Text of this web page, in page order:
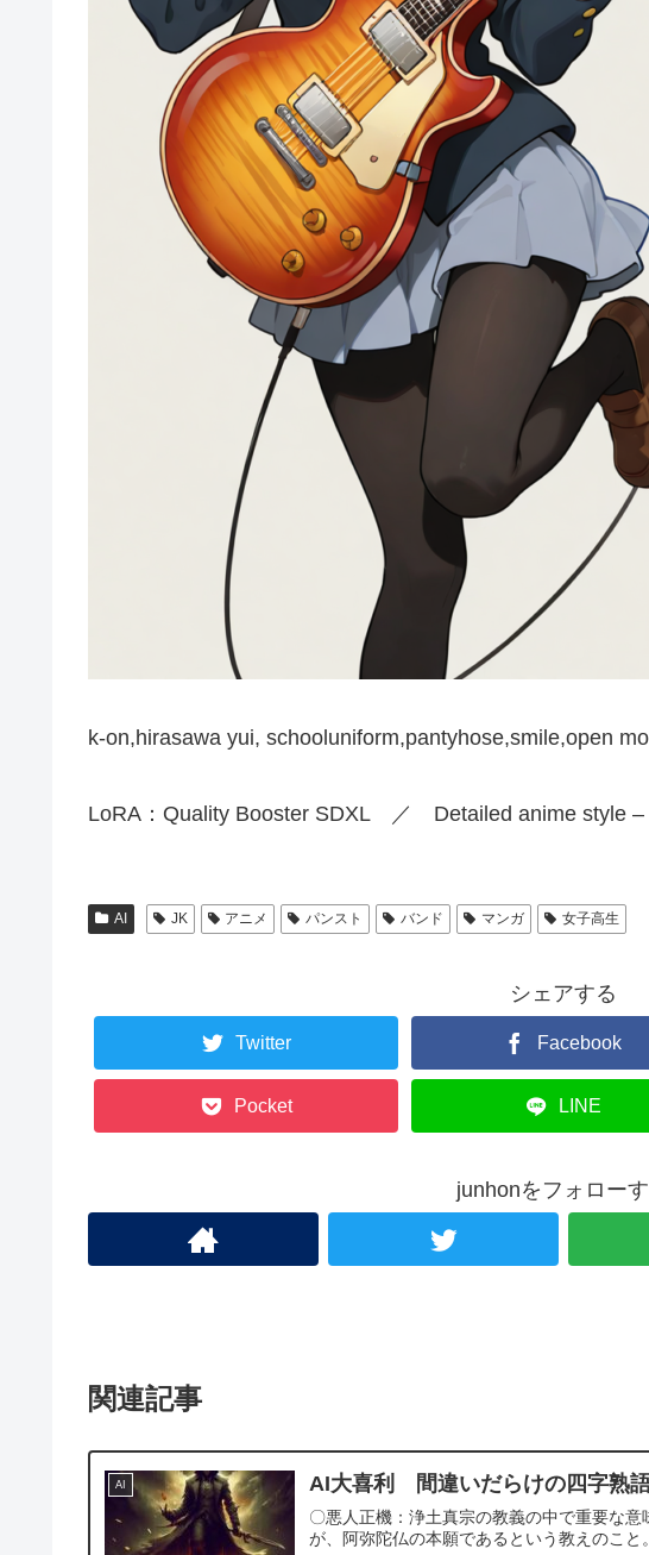
k-on,hirasawa yui, schooluniform,pantyhose,smile,open
LoRA：Quality Booster SDXL ／ Detailed anime style –
AI JK アニメ パンスト バンド マンガ 女子高生
シェアする
Twitter Facebook
Pocket LINE
junhonをフォロー
関連記事
AI AI大喜利 間違いだらけの四字熟語
〇悪人正機：浄土真宗の教義の中で重要な
が、阿弥陀仏の本願であるという教えのこと。